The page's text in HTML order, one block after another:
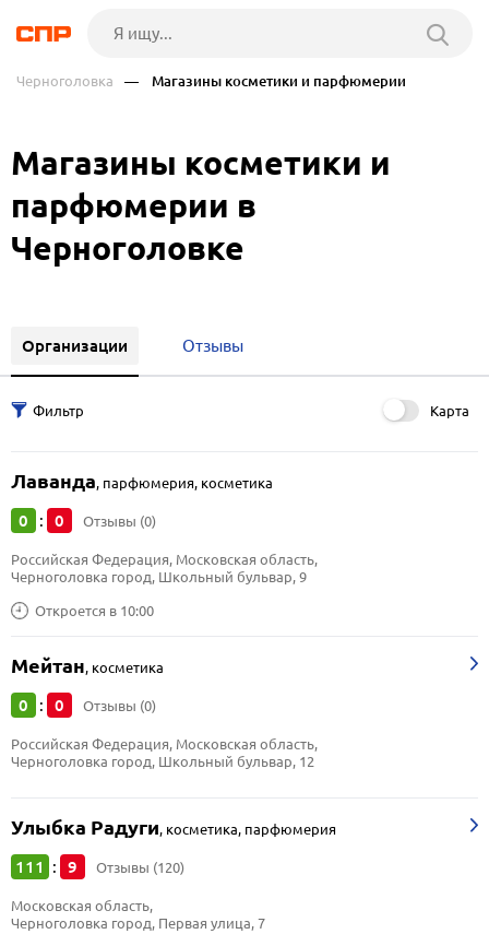
Черноголовка — Магазины косметики и парфюмерии
Магазины косметики и
парфюмерии в
Черноголовке
Организации Отзывы
Карта
Лаванда, парфюмерия, косметика
0 : 0 Отзывы (0)
Откроется в 10:00
Российская Федерация, Московская область,
Черноголовка город, Школьный бульвар, 9
Мейтан, косметика
0 : 0 Отзывы (0)
Российская Федерация, Московская область,
Черноголовка город, Школьный бульвар, 12
Улыбка Радуги, косметика, парфюмерия
111 : 9 Отзывы (120)
Московская область,
Черноголовка город, Первая улица, 7